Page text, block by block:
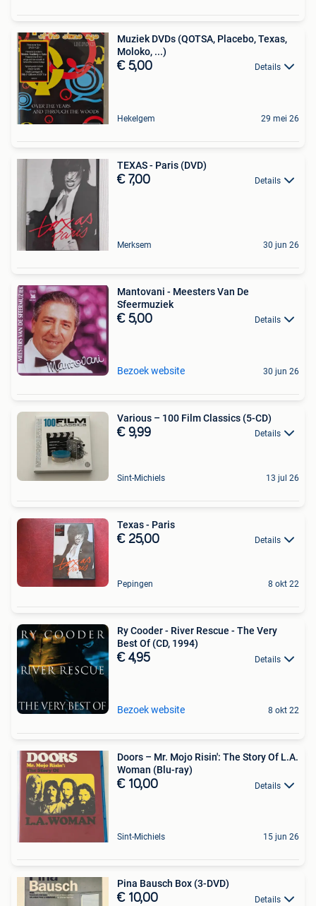
Muziek DVDs (QOTSA, Placebo, Texas,
Moloko, ...)
€ 5,00 Details
Hekelgem 29 mei 26
TEXAS - Paris (DVD)
€ 7,00 Details
Merksem 30 jun 26
Mantovani - Meesters Van De
Sfeermuziek
€ 5,00 Details
Bezoek website 30 jun 26
Various – 100 Film Classics (5-CD)
€ 9,99 Details
Sint-Michiels 13 jul 26
Texas - Paris
€ 25,00 Details
Pepingen 8 okt 22
Ry Cooder - River Rescue - The Very
Best Of (CD, 1994)
€ 4,95 Details
Bezoek website 8 okt 22
Doors – Mr. Mojo Risin': The Story Of L.A.
Woman (Blu-ray)
€ 10,00 Details
Sint-Michiels 15 jun 26
Pina Bausch Box (3-DVD)
€ 10,00 Details